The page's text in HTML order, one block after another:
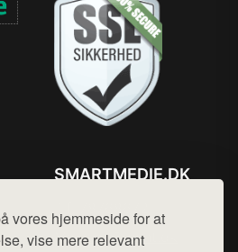
vores hjemmeside for at
vise mere relevant
SMARTMEDIE.DK
Mail: hej@want.dk